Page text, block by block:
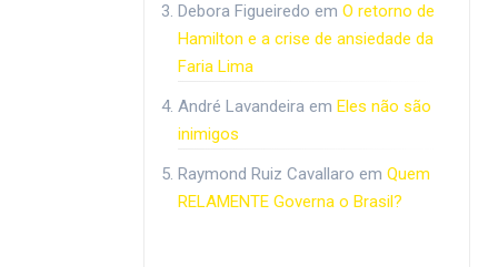
Debora Figueiredo em O retorno de
Hamilton e a crise de ansiedade da
Faria Lima
André Lavandeiraem Eles não são
inimigos
Raymond Ruiz Cavallaro em Quem
RELAMENTE Governa o Brasil?